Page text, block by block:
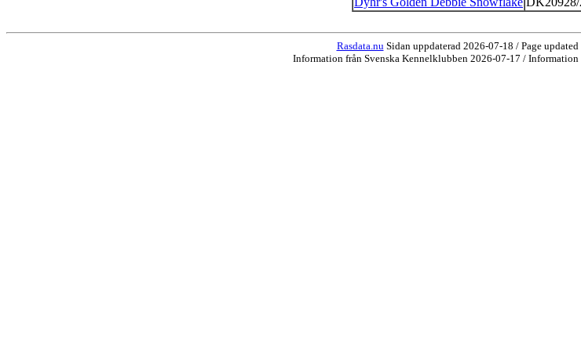
Rasdata.nu Sidan uppdaterad 2026-07-18 / Page
Information från Svenska Kennelklubben 2026-07-17 /